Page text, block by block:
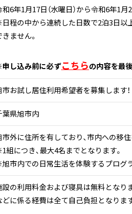
6年1月17日（水曜日）から令和6年1月
程の中から連続した日数で2泊3日以
ません。
し込み前に必ずこちらの内容を最
市お試し居住利用希望者を募集します！
葉県旭市内
市外に住所を有しており、市内への移
組につき、最大4名までとなります。
市内での日常生活を体験するプログ
設の利用料金および寝具は無料となり
どに係る経費は全て自己負担となりま